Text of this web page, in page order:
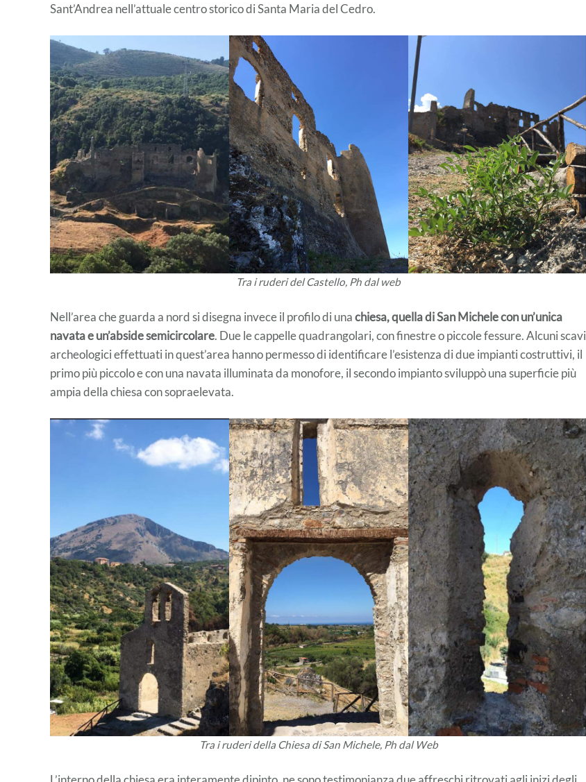
Sant’Andrea nell’attuale centro storico di Santa Maria del Cedro.
Tra i ruderi del Castello, Ph dal web
Nell’area che guarda a nord si disegna invece il profilo di unachiesa, quella di San Michele con un’unica
navata e un’abside semicircolare. Due le cappelle quadrangolari, con finestre o piccole fessure. Alcuni scavi
archeologici effettuati in quest’area hanno permesso di identificare l’esistenza di due impianti costruttivi, il
primo più piccolo e con una navata illuminata da monofore, il secondo impianto sviluppò una superficie più
ampia della chiesa con sopraelevata.
Tra i ruderi della Chiesa di San Michele, Ph dal Web